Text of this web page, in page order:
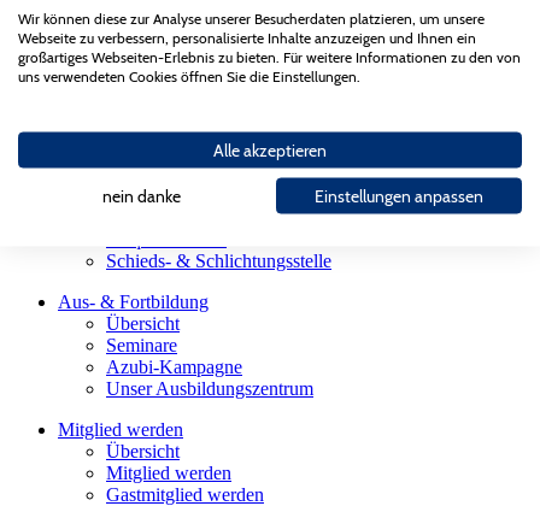
VBS-Verband der Baustoffindustrie
Landesgütegemeinschaft
Gesellschaften des AGV Bau Saar
Bauherren
Firmensuche
Sachverständige
Schieds- & Schlichtungsstelle
Aus- & Fortbildung
Übersicht
Seminare
Azubi-Kampagne
Unser Ausbildungszentrum
Mitglied werden
Übersicht
Mitglied werden
Gastmitglied werden
Wir können diese zur Analyse unserer Besucherdaten platzieren, um unsere
Webseite zu verbessern, personalisierte Inhalte anzuzeigen und Ihnen ein
großartiges Webseiten-Erlebnis zu bieten. Für weitere Informationen zu den von
uns verwendeten Cookies öffnen Sie die Einstellungen.
Alle akzeptieren
nein danke Einstellungen anpassen